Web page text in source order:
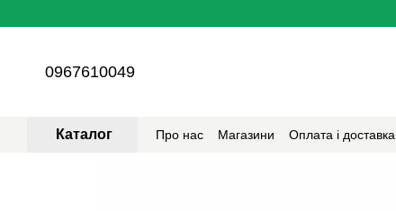
0967610049
Каталог Про нас Магазини Оплата і доставка